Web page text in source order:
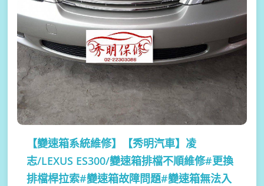
【變速箱系統維修】
【秀明汽車】凌
志/LEXUS ES300/變速箱排檔不順維修#更換
排檔桿拉索#變速箱故障問題#變速箱無法入